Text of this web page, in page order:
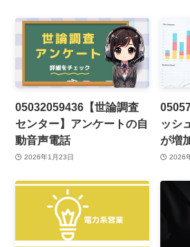
05032059436【世論調査
センター】アンケートの自
動音声電話
2026年1月23日
ッシ
が増
2026